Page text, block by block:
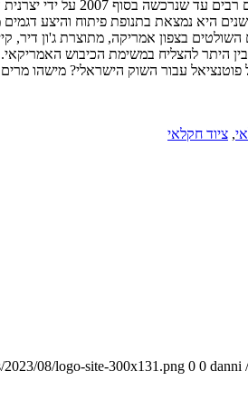
היא נמצאת בתנופת פיתוח והיצע דגמים
לכלים השולטים בצפון אמריקה, מתוצרת
היתר להצליח במשימת הכיבוש האמריקאי.
פוטנציאל עבור השוק הישראלי? מישהו
, ציוד חקלאי
0 0 danni